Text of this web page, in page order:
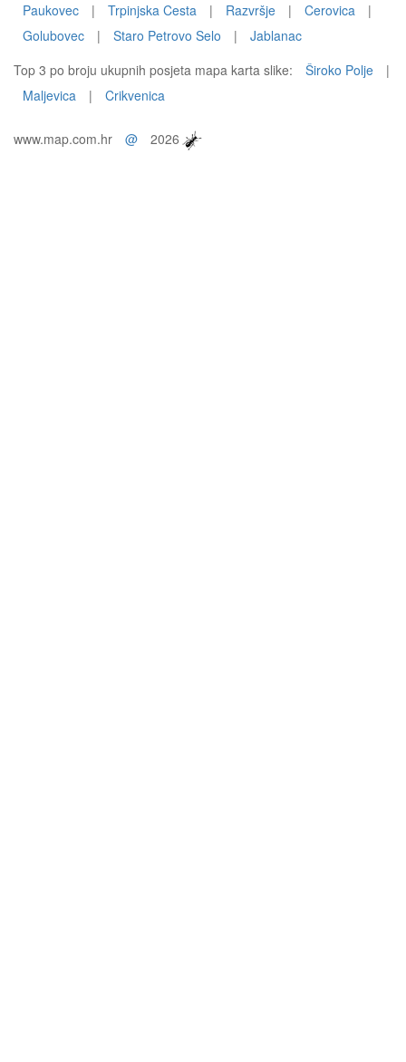
Paukovec
| Trpinjska Cesta | Razvršje | Cerovica
|
Golubovec
| Staro Petrovo Selo |
Jablanac
Top 3 po broju ukupnih posjeta mapa karta slike:
Široko Polje
|
Maljevica
| Crikvenica
www.map.com.hr @ 2026